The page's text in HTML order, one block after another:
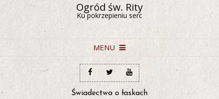
Ogród św. Rity
Ku pokrzepieniu serc
MENU
Świadectwa o łaskach